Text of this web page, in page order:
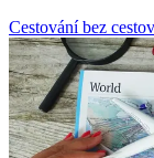
Cestování bez